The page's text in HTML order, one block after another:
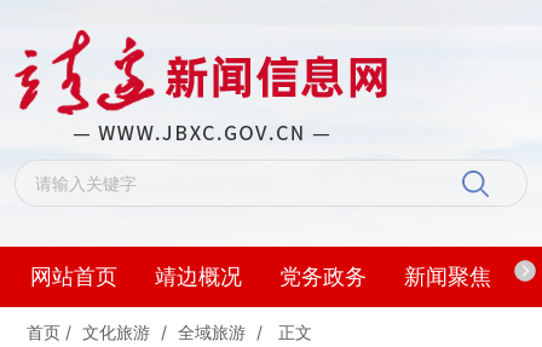
网站首页 靖边概况 党务政务 新闻聚焦
首页 / 文化旅游 / 全域旅游 / 正文